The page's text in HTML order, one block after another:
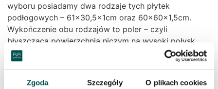
Zgoda Szczegóły O plikach cookies
wyboru posiadamy dwa rodzaje tych płytek
podłogowych – 61×30,5x1cm oraz 60x60x1,5cm.
Wykończenie obu rodzajów to poler – czyli
błyszcząca powierzchnia niczym na wysoki połysk.
Bardzo gustowne płytki granitowe Ivory Cream,
nadadzą wnętrzu szyk i elegancję. Gustowne wnętrza
w jasnych odcieniach są teraz na czasie. Wykończenie